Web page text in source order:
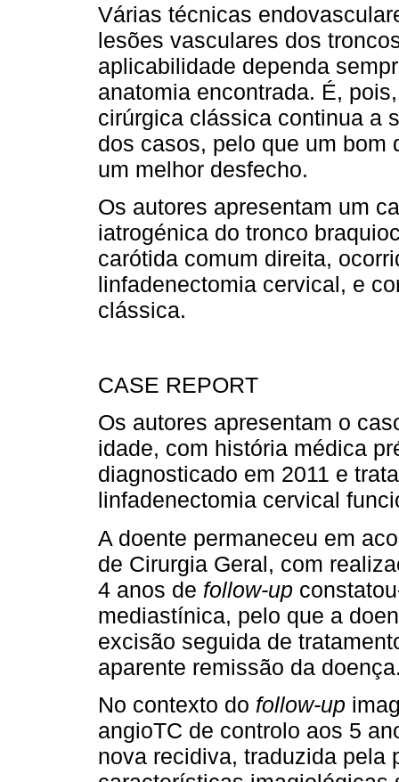
Várias técnicas
lesões vasculares dos
aplicabilidade dependa
anatomia encontrada. É,
cirúrgica clássica continua a
dos casos, pelo que um
um melhor desfecho.
Os autores apresentam um
iatrogénica do tronco
carótida comum direita,
linfadenectomia cervical, e
clássica.
CASE REPORT
Os autores apresentam o
idade, com história médica
diagnosticado em 2011 e
linfadenectomia cervical
A doente permaneceu em
de Cirurgia Geral, com
4 anos de follow-up
mediastínica, pelo que a
excisão seguida de
aparente remissão da
No contexto do follow-up
angioTC de controlo aos 5
nova recidiva, traduzida pela